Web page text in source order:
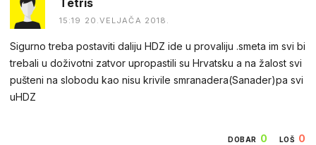
15:19 20.VELJAČA 2018.
Sigurno treba postaviti daliju HDZ ide u provaliju .smeta im svi bi
trebali u doživotni zatvor upropastili su Hrvatsku a na žalost svi
pušteni na slobodu kao nisu krivile smranadera(Sanader)pa svi
uHDZ
DOBAR 0 LOŠ 0